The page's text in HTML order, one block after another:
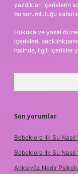
yazdıkları içeriklerin
bu sorumluluğu kabul
Hukuka ve yasal
içerikleri,
halinde, ilgili içerikler
Son yorumlar
Bebeklere Ilk Su Nasıl
Bebeklere Ilk Su Nasıl
Anksiyöz Nedir